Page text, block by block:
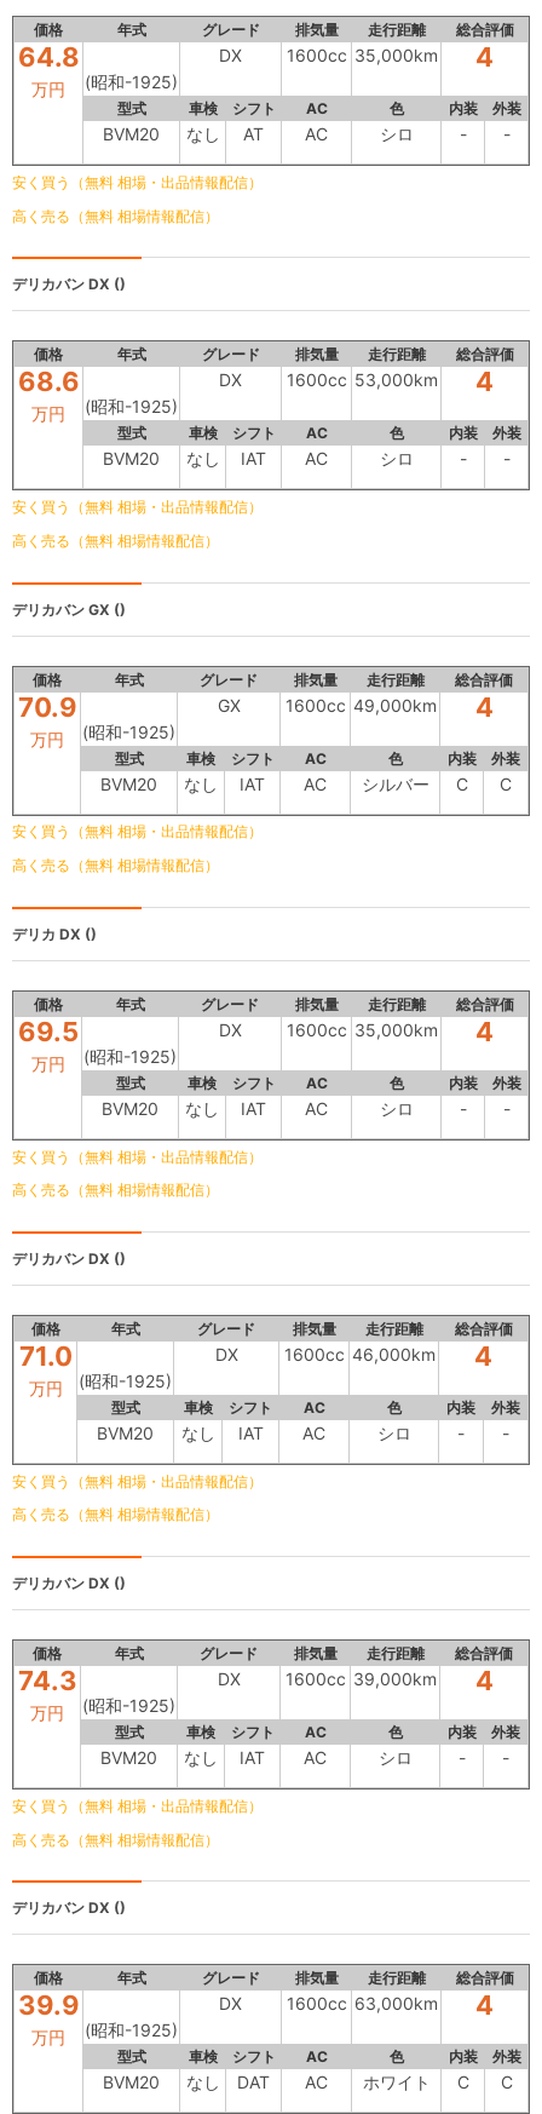
価格 年式 グレード 排気量 走行距離 総合評価
64.8
万円 (昭和-1925)
DX 1600cc 35,000km 4
型式 車検 シフト AC 色 内装 外装
BVM20 なし AT AC シロ - -
安く買う（無料 相場・出品情報配信）
高く売る（無料 相場情報配信）
デリカバン DX ()
価格 年式 グレード 排気量 走行距離 総合評価
68.6
万円 (昭和-1925)
DX 1600cc 53,000km 4
型式 車検 シフト AC 色 内装 外装
BVM20 なし IAT AC シロ - -
安く買う（無料 相場・出品情報配信）
高く売る（無料 相場情報配信）
デリカバン GX ()
価格 年式 グレード 排気量 走行距離 総合評価
70.9
万円 (昭和-1925)
GX 1600cc 49,000km 4
型式 車検 シフト AC 色 内装 外装
BVM20 なし IAT AC シルバー C C
安く買う（無料 相場・出品情報配信）
高く売る（無料 相場情報配信）
デリカ DX ()
価格 年式 グレード 排気量 走行距離 総合評価
69.5
万円 (昭和-1925)
DX 1600cc 35,000km 4
型式 車検 シフト AC 色 内装 外装
BVM20 なし IAT AC シロ - -
安く買う（無料 相場・出品情報配信）
高く売る（無料 相場情報配信）
デリカバン DX ()
価格 年式 グレード 排気量 走行距離 総合評価
71.0
万円 (昭和-1925)
DX 1600cc 46,000km 4
型式 車検 シフト AC 色 内装 外装
BVM20 なし IAT AC シロ - -
安く買う（無料 相場・出品情報配信）
高く売る（無料 相場情報配信）
デリカバン DX ()
価格 年式 グレード 排気量 走行距離 総合評価
74.3
万円 (昭和-1925)
DX 1600cc 39,000km 4
型式 車検 シフト AC 色 内装 外装
BVM20 なし IAT AC シロ - -
安く買う（無料 相場・出品情報配信）
高く売る（無料 相場情報配信）
デリカバン DX ()
価格 年式 グレード 排気量 走行距離 総合評価
39.9
万円 (昭和-1925)
DX 1600cc 63,000km 4
型式 車検 シフト AC 色 内装 外装
BVM20 なし DAT AC ホワイト C C